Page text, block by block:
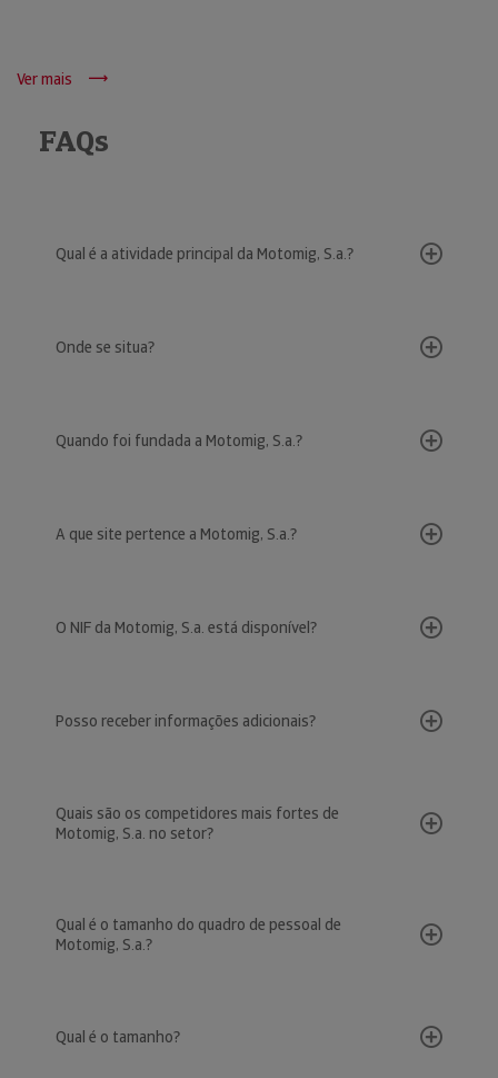
Ver mais
FAQs
Qual é a atividade principal da Motomig, S.a.?
Onde se situa?
Quando foi fundada a Motomig, S.a.?
A que site pertence a Motomig, S.a.?
O NIF da Motomig, S.a. está disponível?
Posso receber informações adicionais?
Quais são os competidores mais fortes de
Motomig, S.a. no setor?
Qual é o tamanho do quadro de pessoal de
Motomig, S.a.?
Qual é o tamanho?